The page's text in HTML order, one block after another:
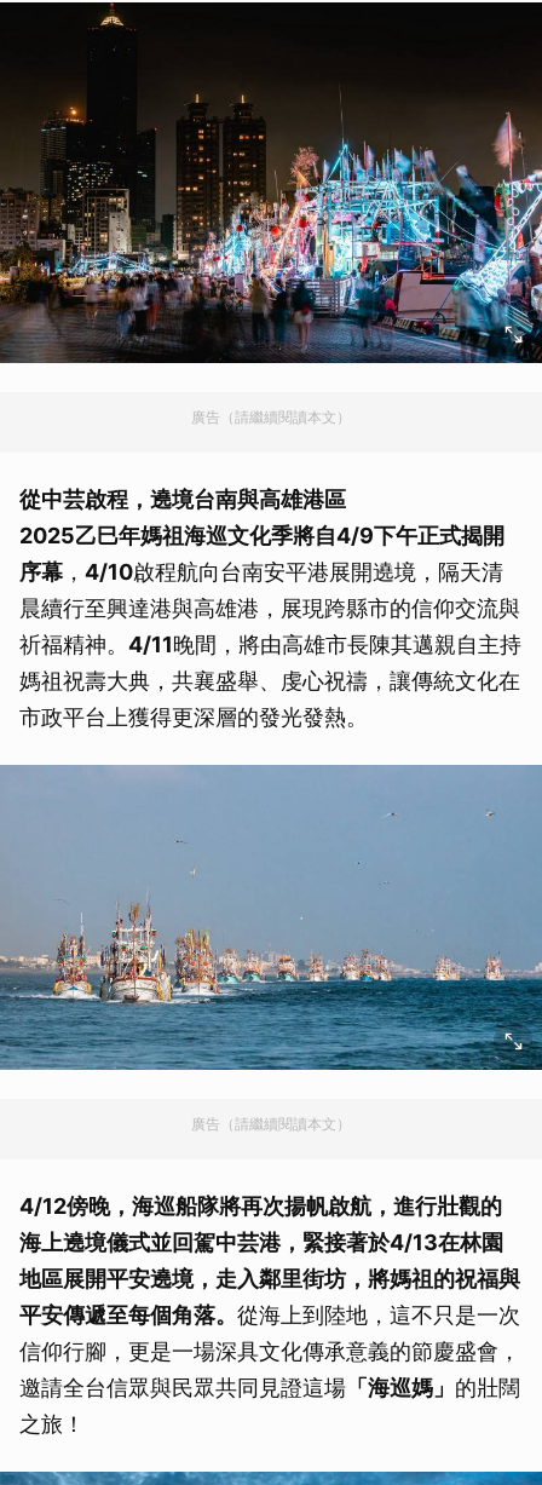
廣告（請繼續閱讀本文）
從中芸啟程，遶境台南與高雄港區
2025乙巳年媽祖海巡文化季將自4/9下午正式揭開
序幕， 4/10啟程航向台南安平港展開遶境，隔天清
晨續行至興達港與高雄港，展現跨縣市的信仰交流與
祈福精神。 4/11晚間，將由高雄市長陳其邁親自主持
媽祖祝壽大典，共襄盛舉、虔心祝禱，讓傳統文化在
市政平台上獲得更深層的發光發熱。
廣告（請繼續閱讀本文）
4/12傍晚，海巡船隊將再次揚帆啟航，進行壯觀的
海上遶境儀式並回駕中芸港，緊接著於4/13在林園
地區展開平安遶境，走入鄰里街坊，將媽祖的祝福與
平安傳遞至每個角落。 從海上到陸地，這不只是一次
信仰行腳，更是一場深具文化傳承意義的節慶盛會，
邀請全台信眾與民眾共同見證這場 「海巡媽」 的壯闊
之旅！